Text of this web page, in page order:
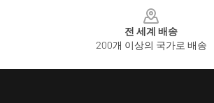
전 세계 배송
200개 이상의 국가로 배송